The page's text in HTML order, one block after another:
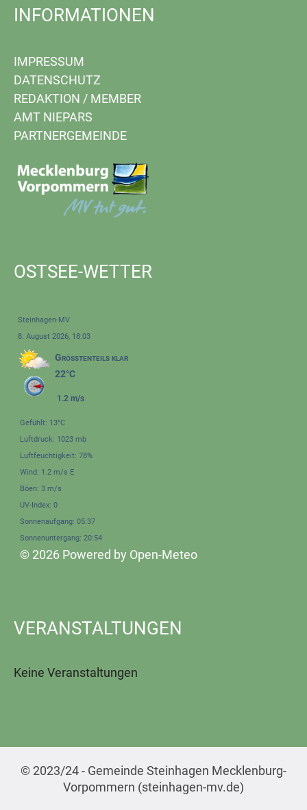
INFORMATIONEN
IMPRESSUM
DATENSCHUTZ
REDAKTION / MEMBER
AMT NIEPARS
PARTNERGEMEINDE
OSTSEE-WETTER
Steinhagen-MV
8. August 2026, 18:03
Größtenteils klar
22°C
1.2 m/s
Gefühlt: 13°C
Luftdruck: 1023 mb
Luftfeuchtigkeit: 78%
Wind: 1.2 m/s E
Böen: 3 m/s
UV-Index: 0
Sonnenaufgang: 05:37
Sonnenuntergang: 20:54
© 2026 Powered by Open-Meteo
VERANSTALTUNGEN
Keine Veranstaltungen
© 2023/24 - Gemeinde Steinhagen Mecklenburg-
Vorpommern (steinhagen-mv.de)